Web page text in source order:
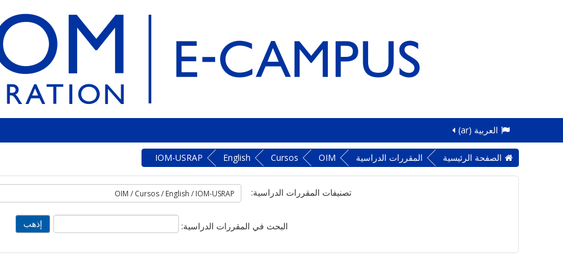
العربية ‎(ar)‎
الصفحة الرئيسية المقررات الدراسية OIM
Cursos
English
IOM-USRAP
تصنيفات المقررات الدراسية:
البحث في المقررات الدراسية: